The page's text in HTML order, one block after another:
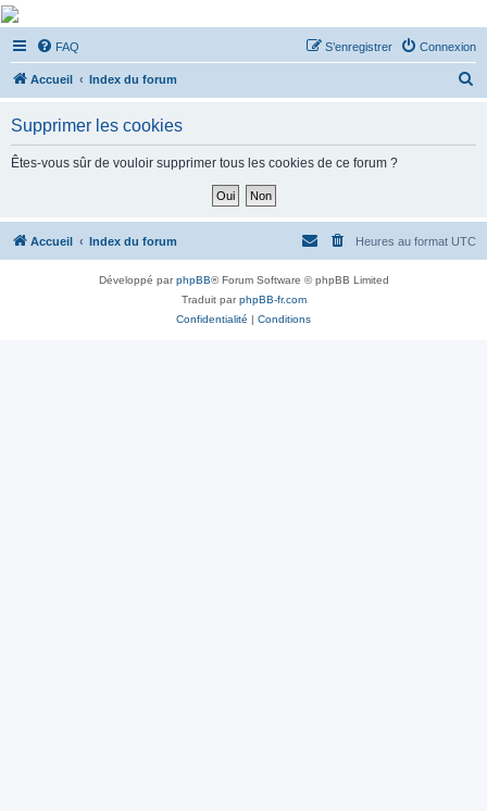
De Musicae Militari -
Forums
Forums de discussions
FAQ Connexion
S’enregistrer
Accueil Index du forum
h
Supprimer les cookies
Êtes-vous sûr de vouloir supprimer tous les cookies de ce forum ?
Accueil Index du forum Heures au format UTC
Développé parphpBB® Forum Software © phpBB Limited
Traduit parphpBB-fr.com
Confidentialité | Conditions